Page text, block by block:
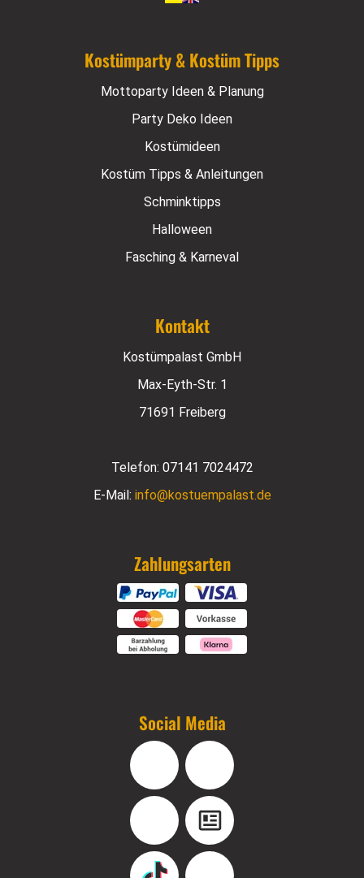
Kostümparty & Kostüm Tipps
Mottoparty Ideen & Planung
Party Deko Ideen
Kostümideen
Kostüm Tipps & Anleitungen
Schminktipps
Halloween
Fasching & Karneval
Kontakt
Kostümpalast GmbH
Max-Eyth-Str. 1
71691 Freiberg
Telefon: 07141 7024472
E-Mail: info@kostuempalast.de
Zahlungsarten
Social Media
Facebook Instagram
YouTube Blog